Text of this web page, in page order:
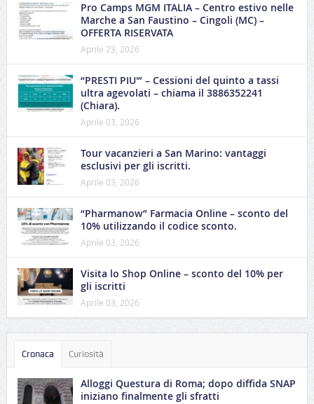
Pro Camps MGM ITALIA – Centro estivo nelle
Marche a San Faustino – Cingoli (MC) –
OFFERTA RISERVATA
Aprile 23, 2026
“PRESTI PIU'” – Cessioni del quinto a tassi
ultra agevolati – chiama il 3886352241
(Chiara).
Aprile 03, 2026
Tour vacanzieri a San Marino: vantaggi
esclusivi per gli iscritti.
Aprile 03, 2026
“Pharmanow” Farmacia Online – sconto del
10% utilizzando il codice sconto.
Aprile 03, 2026
Visita lo Shop Online – sconto del 10% per
gli iscritti
Aprile 03, 2026
Cronaca Curiosità
Alloggi Questura di Roma; dopo diffida SNAP
iniziano finalmente gli sfratti